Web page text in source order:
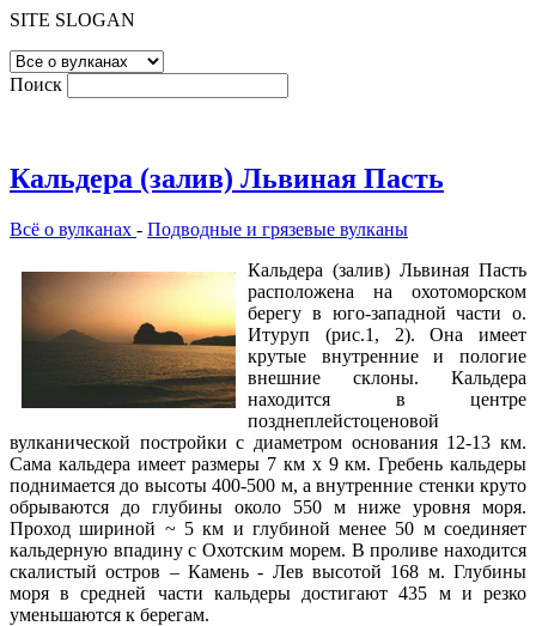
SITE SLOGAN
Поиск
Кальдера (залив) Львиная Пасть
Всё о вулканах - Подводные и грязевые вулканы
Кальдера (залив) Львиная Пасть
расположена на охотоморском
берегу в юго-западной части о.
Итуруп (рис.1, 2). Она имеет
крутые внутренние и пологие
внешние склоны. Кальдера
находится в центре
позднеплейстоценовой
вулканической постройки с диаметром основания 12-13 км.
Сама кальдера имеет размеры 7 км х 9 км. Гребень кальдеры
поднимается до высоты 400-500 м, а внутренние стенки круто
обрываются до глубины около 550 м ниже уровня моря.
Проход шириной ~ 5 км и глубиной менее 50 м соединяет
кальдерную впадину с Охотским морем. В проливе находится
скалистый остров – Камень - Лев высотой 168 м. Глубины
моря в средней части кальдеры достигают 435 м и резко
уменьшаются к берегам.